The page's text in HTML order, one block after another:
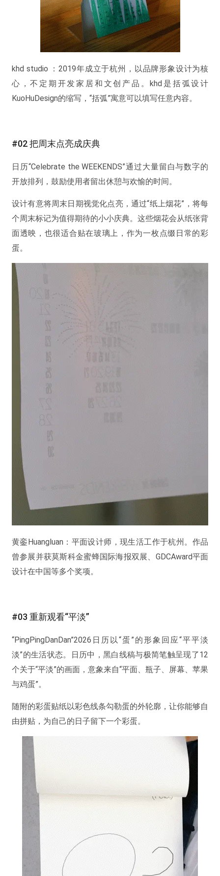
khd studio ：2019年成⽴于杭州，以品牌形象设计为核
⼼，不定期开发家居和⽂创产品。khd是括弧设计
KuoHuDesign的缩写，“括弧”寓意可以填写任意内容。
#02 把周末点亮成庆典
日历“Celebrate the WEEKENDS”通过大量留白与数字的
开放排列，鼓励使用者留出休憩与欢愉的时间。
设计有意将周末日期视觉化点亮，通过“纸上烟花”，将每
个周末标记为值得期待的小小庆典。这些烟花会从纸张背
面透映，也很适合贴在玻璃上，作为一枚点缀日常的彩
蛋。
黄銮Huangluan：平面设计师，现生活工作于杭州。作品
曾参展并获莫斯科金蜜蜂国际海报双展、GDCAward平面
设计在中国等多个奖项。
#03 重新观看“平淡”
“PingPingDanDan”2026日历以“蛋”的形象回应“平平淡
淡”的生活状态。日历中，黑白线稿与极简笔触呈现了12
个关于“平淡”的画面，意象来自“平面、瓶子、屏幕、苹果
与鸡蛋”。
随附的彩蛋贴纸以彩色线条勾勒蛋的外轮廓，让你能够自
由拼贴，为自己的日子留下一个彩蛋。